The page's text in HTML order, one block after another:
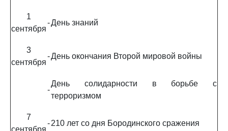
1
сентября
-День знаний
3
сентября
-День окончания Второй мировой войны
-
День солидарности в борьбе с
терроризмом
7
сентября
-210 лет со дня Бородинского сражения